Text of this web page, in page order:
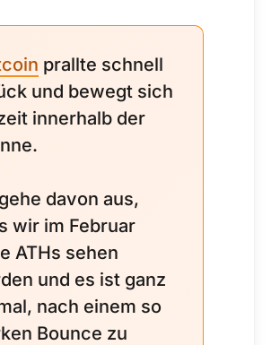
prallte schnell
und bewegt sich
innerhalb der
davon aus,
wir im Februar
ATHs sehen
und es ist ganz
nach einem so
Bounce zu